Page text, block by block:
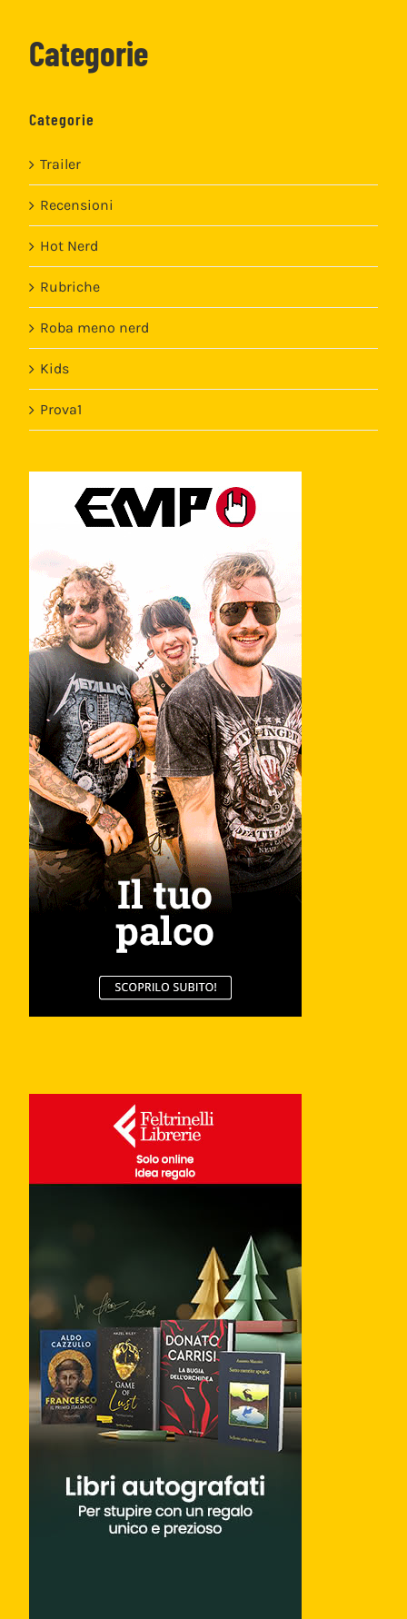
Categorie
Categorie
Trailer
Recensioni
Hot Nerd
Rubriche
Roba meno nerd
Kids
Prova1